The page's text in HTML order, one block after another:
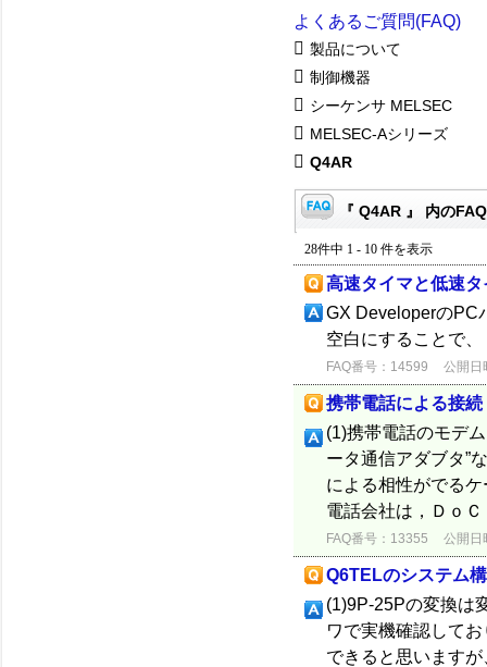
よくあるご質問(FAQ)
製品について
制御機器
シーケンサ MELSEC
MELSEC-Aシリーズ
Q4AR
『 Q4AR 』 内のFAQ
28件中 1 - 10 件を表示
高速タイマと低速
GX DeveloperのPC
空白にすることで
FAQ番号：14599 公開日
携帯電話による接続
(1)携帯電話のモデ
ータ通信アダブタ”
による相性がでる
電話会社は，Ｄｏ
FAQ番号：13355 公開日
Q6TELのシステム
(1)9P-25Pの変換は
ワで実機確認して
できると思います